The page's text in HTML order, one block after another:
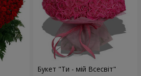
Букет "Ти - мій Всесвіт"